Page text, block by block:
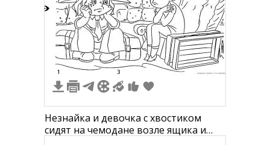
1 3
Незнайка и девочка с хвостиком
сидят на чемодане возле ящика и